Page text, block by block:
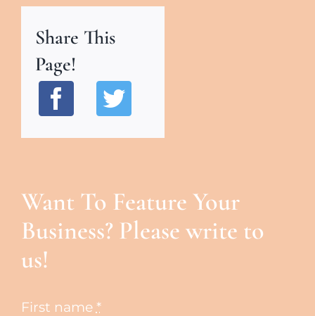
Share This
Page!
Want To Feature Your
Business? Please write to
us!
First name *